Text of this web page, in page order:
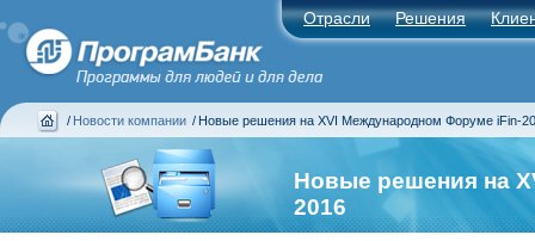
Отрасли Решения
/ Новости компании / Новые решения на XVI Международном Форуме iFin-
Новые решения на
2016